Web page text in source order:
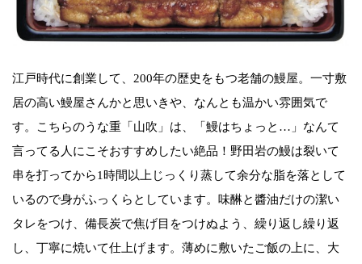
江戸時代に創業して、200年の歴史をもつ老舗の鰻屋。一寸敷
居の高い鰻屋さんかと思いきや、なんとも温かい雰囲気で
す。こちらのうな重「山吹」は、「鰻はちょっと…」なんて
言ってる人にこそおすすめしたい絶品！野田岩の鰻は裂いて
串を打ってから1時間以上じっくり蒸して余分な脂を落として
いるので身がふっくらとしています。味醂と醬油だけの潔い
タレをつけ、備長炭で焦げ目をつけぬよう、繰り返し繰り返
し、丁寧に焼いて仕上げます。薄めに敷いたご飯の上に、大